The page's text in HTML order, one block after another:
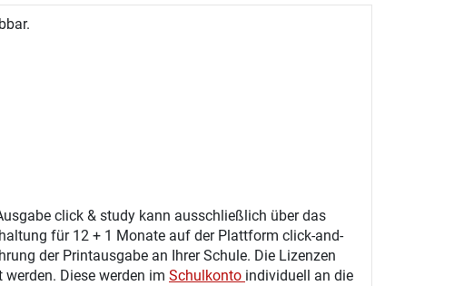
click & study kann ausschließlich über das
für 12 + 1 Monate auf der Plattform click-and-
der Printausgabe an Ihrer Schule. Die Lizenzen
Diese werden im Schulkonto individuell an die